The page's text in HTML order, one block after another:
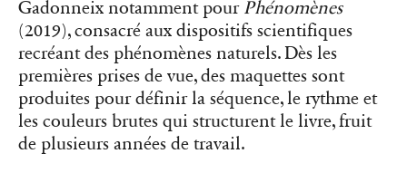
Gadonneix notamment pour Phénomènes
(2019), consacré aux dispositifs scientifiques
recréant des phénomènes naturels. Dès les
premières prises de vue, des maquettes sont
produites pour définir la séquence, le rythme et
les couleurs brutes qui structurent le livre, fruit
de plusieurs années de travail.